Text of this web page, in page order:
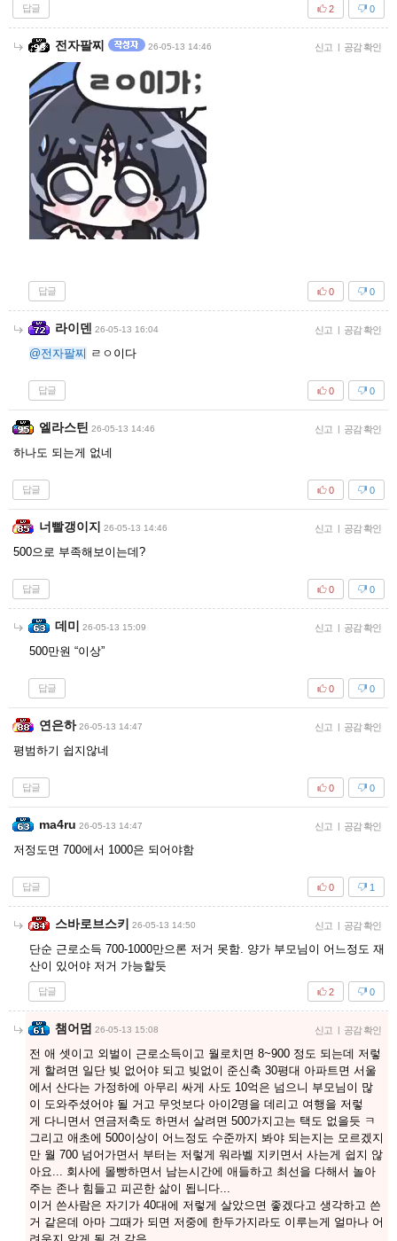
답글 0
2
전자팔찌 26-05-13 14:46 신고 | 공감 확인
답글 0
0
라이덴 26-05-13 16:04 신고 | 공감 확인
@전자팔찌 ㄹㅇ이다
답글 0
0
엘라스틴 26-05-13 14:46 신고 | 공감 확인
하나도 되는게 없네
답글 0
0
너빨갱이지 26-05-13 14:46 신고 | 공감 확인
500으로 부족해보이는데?
답글 0
0
데미 26-05-13 15:09 신고 | 공감 확인
500만원 “이상”
답글 0
0
연은하 26-05-13 14:47 신고 | 공감 확인
평범하기 쉽지않네
답글 0
0
ma4ru 26-05-13 14:47 신고 | 공감 확인
저정도면 700에서 1000은 되어야함
답글 1
0
스바로브스키 26-05-13 14:50 신고 | 공감 확인
단순 근로소득 700-1000만으론 저거 못함. 양가 부모님이 어느정도 재
산이 있어야 저거 가능할듯
답글 0
2
챔어멈 26-05-13 15:08 신고 | 공감 확인
전 애 셋이고 외벌이 근로소득이고 월로치면 8~900 정도 되는데 저렇
게 할려면 일단 빚 없어야 되고 빚없이 준신축 30평대 아파트면 서울
에서 산다는 가정하에 아무리 싸게 사도 10억은 넘으니 부모님이 많
이 도와주셨어야 될 거고 무엇보다 아이2명을 데리고 여행을 저렇
게 다니면서 연금저축도 하면서 살려면 500가지고는 택도 없을듯 ㅋ
그리고 애초에 500이상이 어느정도 수준까지 봐야 되는지는 모르겠지
만 월 700 넘어가면서 부터는 저렇게 워라벨 지키면서 사는게 쉽지 않
아요... 회사에 몰빵하면서 남는시간에 애들하고 최선을 다해서 놀아
주는 존나 힘들고 피곤한 삶이 됩니다...
이거 쓴사람은 자기가 40대에 저렇게 살았으면 좋겠다고 생각하고 쓴
거 같은데 아마 그때가 되면 저중에 한두가지라도 이루는게 얼마나 어